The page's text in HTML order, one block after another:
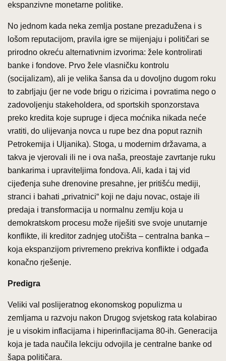
ekspanzivne monetarne politike.
No jednom kada neka zemlja postane prezadužena i s
lošom reputacijom, pravila igre se mijenjaju i političari se
prirodno okreću alternativnim izvorima: žele kontrolirati
banke i fondove. Prvo žele vlasničku kontrolu
(socijalizam), ali je velika šansa da u dovoljno dugom roku
to zabrljaju (jer ne vode brigu o rizicima i povratima nego o
zadovoljenju stakeholdera, od sportskih sponzorstava
preko kredita koje supruge i djeca moćnika nikada neće
vratiti, do ulijevanja novca u rupe bez dna poput raznih
Petrokemija i Uljanika). Stoga, u modernim državama, a
takva je vjerovali ili ne i ova naša, preostaje zavrtanje ruku
bankarima i upraviteljima fondova. Ali, kada i taj vid
cijeđenja suhe drenovine presahne, jer pritišću mediji,
stranci i bahati „privatnici“ koji ne daju novac, ostaje ili
predaja i transformacija u normalnu zemlju koja u
demokratskom procesu može riješiti sve svoje unutarnje
konflikte, ili kreditor zadnjeg utočišta – centralna banka –
koja ekspanzijom privremeno prekriva konflikte i odgađa
konačno rješenje.
Predigra
Veliki val poslijeratnog ekonomskog populizma u
zemljama u razvoju nakon Drugog svjetskog rata kolabirao
je u visokim inflacijama i hiperinflacijama 80-ih. Generacija
koja je tada naučila lekciju odvojila je centralne banke od
šapa političara.